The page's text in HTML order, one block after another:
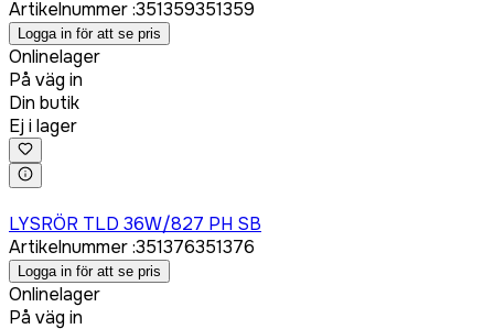
Artikelnummer:351359351359
Logga in för att se pris
Onlinelager
På väg in
Din butik
Ej i lager
LYSRÖR TLD 36W/827 PH SB
Artikelnummer:351376351376
Logga in för att se pris
Onlinelager
På väg in